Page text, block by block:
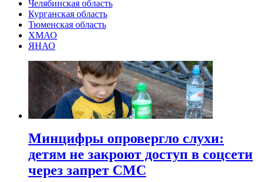
Челябинская область
Курганская область
Тюменская область
ХМАО
ЯНАО
Минцифры опровергло слухи:
детям не закроют доступ в соцсети
через запрет СМС